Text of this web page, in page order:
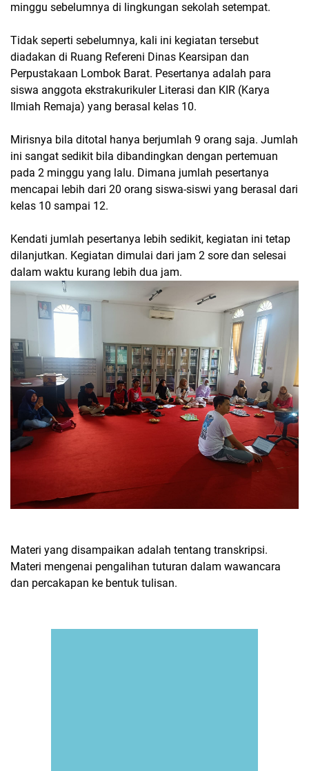
minggu sebelumnya di lingkungan sekolah setempat.
Tidak seperti sebelumnya, kali ini kegiatan tersebut
diadakan di Ruang Refereni Dinas Kearsipan dan
Perpustakaan Lombok Barat. Pesertanya adalah para
siswa anggota ekstrakurikuler Literasi dan KIR (Karya
Ilmiah Remaja) yang berasal kelas 10.
Mirisnya bila ditotal hanya berjumlah 9 orang saja. Jumlah
ini sangat sedikit bila dibandingkan dengan pertemuan
pada 2 minggu yang lalu. Dimana jumlah pesertanya
mencapai lebih dari 20 orang siswa-siswi yang berasal dari
kelas 10 sampai 12.
Kendati jumlah pesertanya lebih sedikit, kegiatan ini tetap
dilanjutkan. Kegiatan dimulai dari jam 2 sore dan selesai
dalam waktu kurang lebih dua jam.
Materi yang disampaikan adalah tentang transkripsi.
Materi mengenai pengalihan tuturan dalam wawancara
dan percakapan ke bentuk tulisan.